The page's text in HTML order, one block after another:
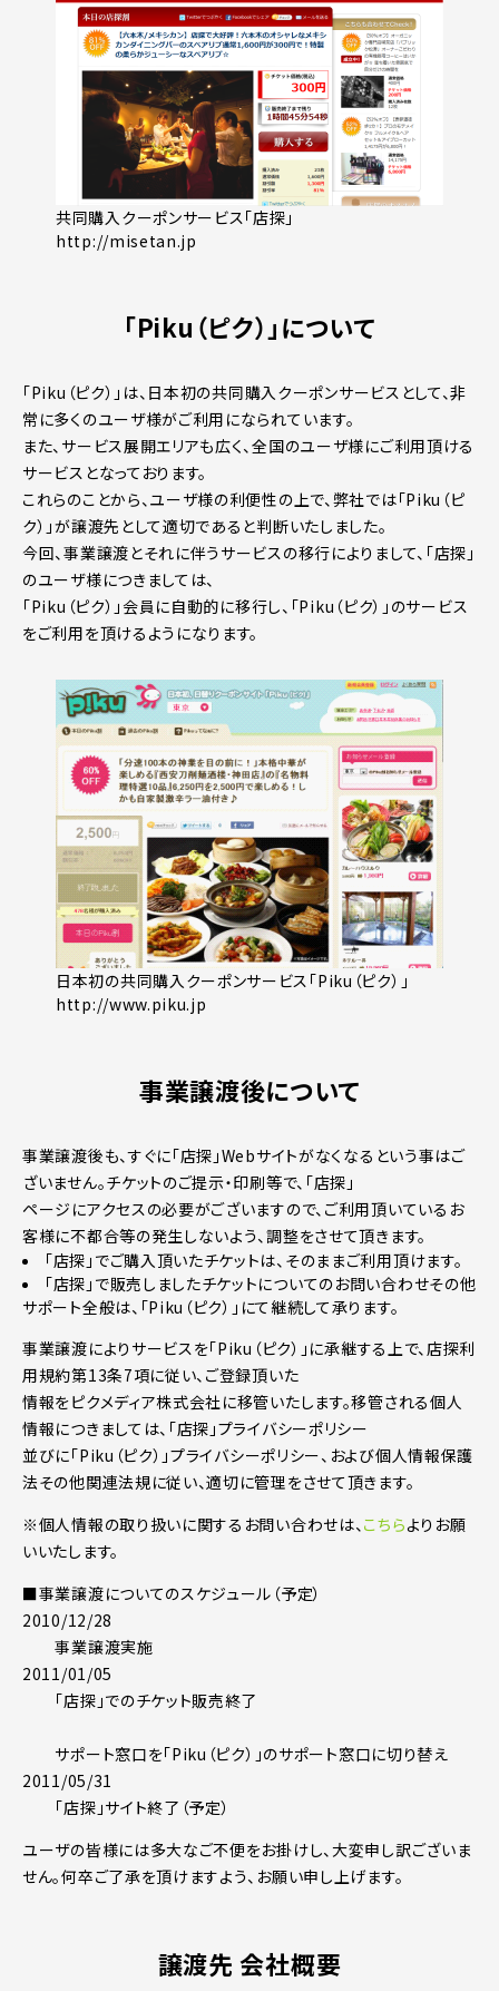
共同購入クーポンサービス「店探」
http://misetan.jp
「Piku（ピク）」について
「Piku（ピク）」は、日本初の共同購入クーポンサービスとして、非
常に多くのユーザ様がご利用になられています。
また、サービス展開エリアも広く、全国のユーザ様にご利用頂ける
サービスとなっております。
これらのことから、ユーザ様の利便性の上で、弊社では「Piku（ピ
ク）」が譲渡先として適切であると判断いたしました。
今回、事業譲渡とそれに伴うサービスの移行によりまして、「店探」
のユーザ様につきましては、
「Piku（ピク）」会員に自動的に移行し、「Piku（ピク）」のサービス
をご利用を頂けるようになります。
日本初の共同購入クーポンサービス「Piku（ピク）」
http://www.piku.jp
事業譲渡後について
事業譲渡後も、すぐに「店探」Webサイトがなくなるという事はご
ざいません。チケットのご提示・印刷等で、「店探」
ページにアクセスの必要がございますので、ご利用頂いているお
客様に不都合等の発生しないよう、調整をさせて頂きます。
「店探」でご購入頂いたチケットは、そのままご利用頂けます。
「店探」で販売しましたチケットについてのお問い合わせその他
サポート全般は、「Piku（ピク）」にて継続して承ります。
事業譲渡によりサービスを「Piku（ピク）」に承継する上で、店探利
用規約第13条7項に従い、ご登録頂いた
情報をピクメディア株式会社に移管いたします。移管される個人
情報につきましては、「店探」プライバシーポリシー
並びに「Piku（ピク）」プライバシーポリシー、および個人情報保護
法その他関連法規に従い、適切に管理をさせて頂きます。
※個人情報の取り扱いに関するお問い合わせは、こちらよりお願
いいたします。
■事業譲渡についてのスケジュール（予定）
2010/12/28
事業譲渡実施
2011/01/05
「店探」でのチケット販売終了
サポート窓口を「Piku（ピク）」のサポート窓口に切り替え
2011/05/31
「店探」サイト終了（予定）
ユーザの皆様には多大なご不便をお掛けし、大変申し訳ございま
せん。何卒ご了承を頂けますよう、お願い申し上げます。
譲渡先 会社概要